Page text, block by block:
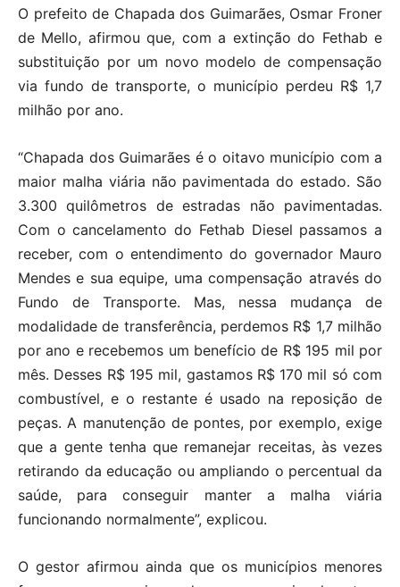
O prefeito de Chapada dos Guimarães, Osmar Froner
de Mello, afirmou que, com a extinção do Fethab e
substituição por um novo modelo de compensação
via fundo de transporte, o município perdeu R$ 1,7
milhão por ano.
“Chapada dos Guimarães é o oitavo município com a
maior malha viária não pavimentada do estado. São
3.300 quilômetros de estradas não pavimentadas.
Com o cancelamento do Fethab Diesel passamos a
receber, com o entendimento do governador Mauro
Mendes e sua equipe, uma compensação através do
Fundo de Transporte. Mas, nessa mudança de
modalidade de transferência, perdemos R$ 1,7 milhão
por ano e recebemos um benefício de R$ 195 mil por
mês. Desses R$ 195 mil, gastamos R$ 170 mil só com
combustível, e o restante é usado na reposição de
peças. A manutenção de pontes, por exemplo, exige
que a gente tenha que remanejar receitas, às vezes
retirando da educação ou ampliando o percentual da
saúde, para conseguir manter a malha viária
funcionando normalmente”, explicou.
O gestor afirmou ainda que os municípios menores